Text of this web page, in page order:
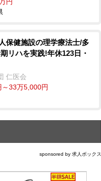
保健施設の理学療法士/多
リハを実践!年休123日・
仁医会
33万5,000円
sponsored by 求人ボックス